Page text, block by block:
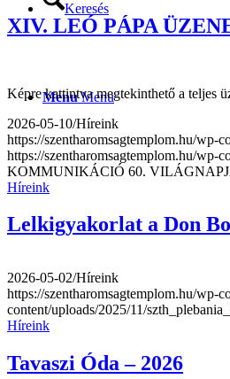
Keresés
Menu Menu
XIV. LEÓ PÁPA
Képre kattintva megtekinthető a teljes
2026-05-10/Híreink
https://szentharomsagtemplom.hu/
https://szentharomsagtemplom.hu/wp-
KOMMUNIKÁCIÓ 60.
Híreink
Lelkigyakorlat a Don
2026-05-02/Híreink
https://szentharomsagtemplom.hu/wp-
content/uploads/2025/11/
Híreink
Tavaszi Óda – 2026